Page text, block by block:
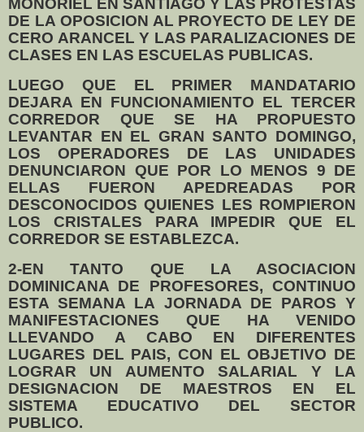
MONORIEL EN SANTIAGO Y LAS PROTESTAS
DE LA OPOSICION AL PROYECTO DE LEY DE
CERO ARANCEL Y LAS PARALIZACIONES DE
CLASES EN LAS ESCUELAS PUBLICAS.
LUEGO QUE EL PRIMER MANDATARIO
DEJARA EN FUNCIONAMIENTO EL TERCER
CORREDOR QUE SE HA PROPUESTO
LEVANTAR EN EL GRAN SANTO DOMINGO,
LOS OPERADORES DE LAS UNIDADES
DENUNCIARON QUE POR LO MENOS 9 DE
ELLAS FUERON APEDREADAS POR
DESCONOCIDOS QUIENES LES ROMPIERON
LOS CRISTALES PARA IMPEDIR QUE EL
CORREDOR SE ESTABLEZCA.
2-EN TANTO QUE LA ASOCIACION
DOMINICANA DE PROFESORES, CONTINUO
ESTA SEMANA LA JORNADA DE PAROS Y
MANIFESTACIONES QUE HA VENIDO
LLEVANDO A CABO EN DIFERENTES
LUGARES DEL PAIS, CON EL OBJETIVO DE
LOGRAR UN AUMENTO SALARIAL Y LA
DESIGNACION DE MAESTROS EN EL
SISTEMA EDUCATIVO DEL SECTOR
PUBLICO.